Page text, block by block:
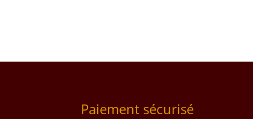
Paiement sécurisé